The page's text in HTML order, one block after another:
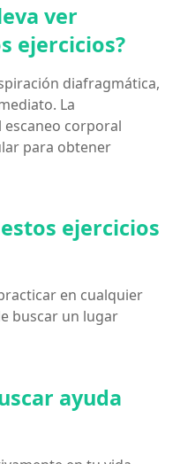
ver
ejercicios?
diafragmática,
La
corporal
para obtener
ejercicios
en cualquier
buscar un lugar
ayuda